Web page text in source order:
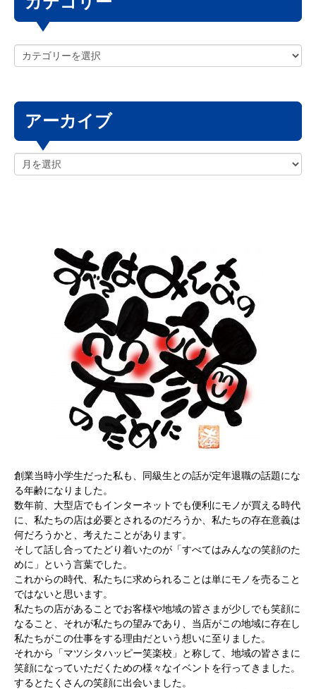
アーカイブ
創業当時小学生だった私も、同級生との話が定年退職の話題にな
る年齢になりました。
数年前、大型店でもインターネットでも便利にモノが買える時代
に、私たちの店は必要とされるのだろうか、私たちの存在意義は
何だろうかと、考えたことがあります。
そして話し合ってたどり着いたのが「すべてはみんなの笑顔のた
めに」という言葉でした。
これからの時代、私たちに求められることは単にモノを売ること
ではないと思います。
私たちの店があることでお客様や地域の皆さまが少しでも笑顔に
なること、それが私たちの望みであり、当店がこの地域に存在し
私たちがこの仕事をする理由だという想いに至りました。
それから「マツシタハッピー笑楽校」と称して、地域の皆さまに
笑顔になっていただくための様々なイベントを行ってきました。
するとたくさんの笑顔に出会いました。